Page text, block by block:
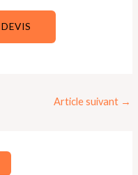
Article suivant →